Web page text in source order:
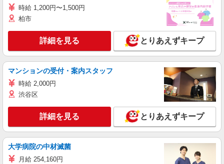
時給 1,200円〜1,500円
柏市
詳細を見る とりあえずキープ
マンションの受付・案内スタッフ
時給 2,000円
渋谷区
詳細を見る とりあえずキープ
大学病院の中材滅菌
月給 254,160円